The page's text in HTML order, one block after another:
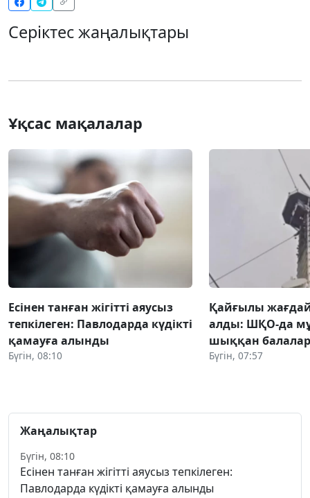
Серіктес жаңалықтары
Ұқсас мақалалар
Есінен танған жігітті аяусыз
тепкілеген: Павлодарда күдікті
қамауға алынды
Бүгін, 08:10
Қайғылы
алды: ШҚО-да
шыққан
Бүгін, 07:57
Жаңалықтар
Бүгін, 08:10
Есінен танған жігітті аяусыз тепкілеген:
Павлодарда күдікті қамауға алынды